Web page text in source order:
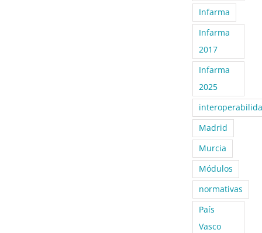
Infarma
Infarma
2017
Infarma
2025
Madrid
Murcia
Módulos
normativas
País
Vasco